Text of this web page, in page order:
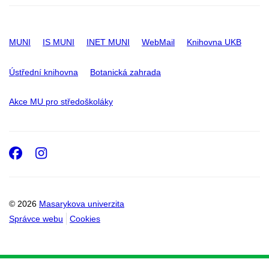
MUNI IS MUNI INET MUNI WebMail Knihovna UKB
Ústřední knihovna Botanická zahrada
Akce MU pro středoškoláky
© 2026 Masarykova univerzita
Správce webu
Cookies
Facebook
Instagram